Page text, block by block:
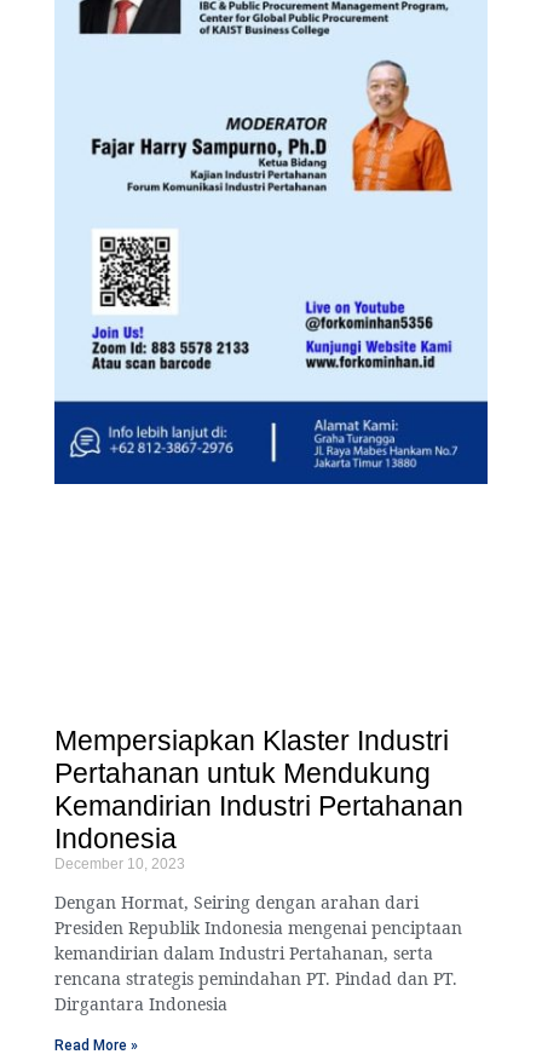
Mempersiapkan Klaster Industri
Pertahanan untuk Mendukung
Kemandirian Industri Pertahanan
Indonesia
December 10, 2023
Dengan Hormat, Seiring dengan arahan dari
Presiden Republik Indonesia mengenai penciptaan
kemandirian dalam Industri Pertahanan, serta
rencana strategis pemindahan PT. Pindad dan PT.
Dirgantara Indonesia
Read More »